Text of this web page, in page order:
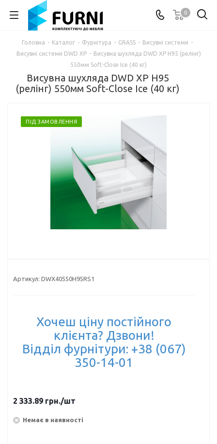
0
Головна - Каталог - Фурнітура - GRASS - Висувні системи -
Висувні системи DWD XP - Висувна шухляда DWD XP Н95 (релінг)
550мм Soft-Close Ice (40 кг)
Висувна шухляда DWD XP Н95
(релінг) 550мм Soft-Close Ice (40 кг)
ПІД ЗАМОВЛЕННЯ
Артикул: DWX40550H95RS1
Хочеш ціну постійного
клієнта? Дзвони!
Відділ фурнітури: +38 (067)
350-14-01
2 333.89 грн./шт
Немає в наявності